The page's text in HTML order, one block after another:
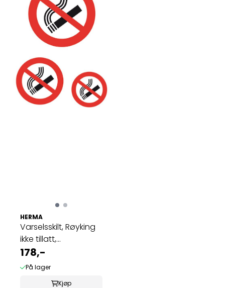
HERMA
Varselsskilt, Røyking
ikke tillatt,
værbestandig, ...
178,-
På lager
Kjøp